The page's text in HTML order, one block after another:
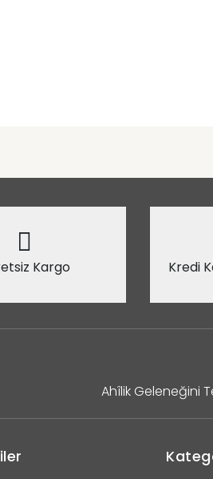
Kargo Kredi
Ahîlik Geleneğini